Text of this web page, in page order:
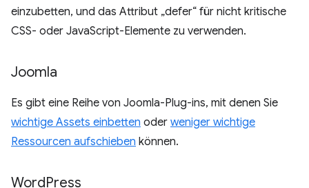
einzubetten, und das Attribut „defer“ für nicht kritische
CSS- oder JavaScript-Elemente zu verwenden.
Joomla
Es gibt eine Reihe von Joomla-Plug-ins, mit denen Sie
wichtige Assets einbetten oder weniger wichtige
Ressourcen aufschieben können.
WordPress